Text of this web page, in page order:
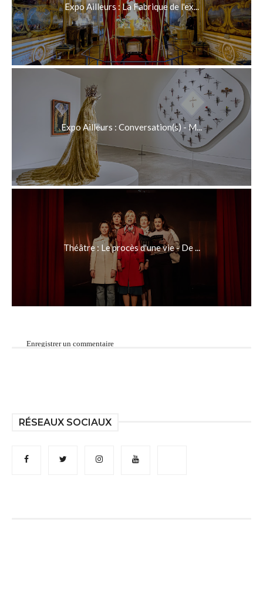
Expo Ailleurs : La Fabrique de l'ex...
Expo Ailleurs : Conversation(s) - M...
Théâtre : Le procès d'une vie - De ...
Enregistrer un commentaire
RÉSEAUX SOCIAUX